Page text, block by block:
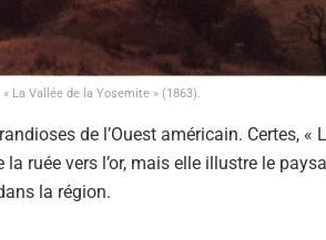
« La Vallée de la Yosemite » (1863).
de l’Ouest américain. Certes, «
ruée vers l’or, mais elle illustre le
la région.